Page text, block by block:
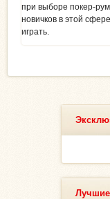
при выборе покер-
новичков в этой
играть.
Лучшие